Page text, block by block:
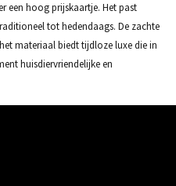
een hoog prijskaartje. Het past
tot hedendaags. De zachte
materiaal biedt tijdloze luxe die in
huisdiervriendelijke en